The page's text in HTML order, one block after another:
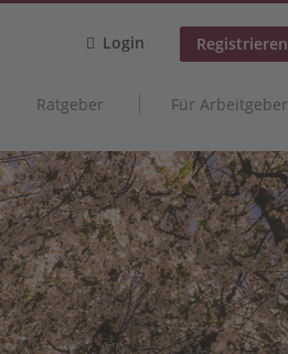
Login Registrieren
Ratgeber Für Arbeitgeber